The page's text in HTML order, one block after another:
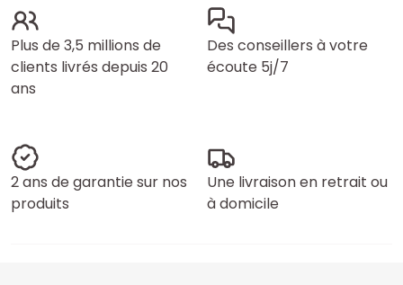
Plus de 3,5 millions de
clients livrés depuis 20
ans
Des conseillers à votre
écoute 5j/7
2 ans de garantie sur nos
produits
Une livraison en retrait ou
à domicile